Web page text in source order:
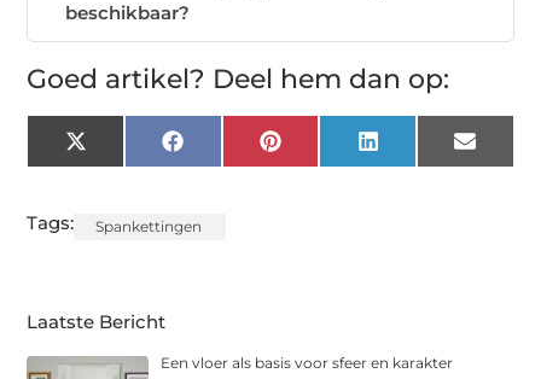
beschikbaar?
Goed artikel? Deel hem dan op:
X
(Twitter)
FacebookPinterest LinkedIn Email
Tags: Spankettingen
Laatste Bericht
Een vloer als basis voor sfeer en karakter